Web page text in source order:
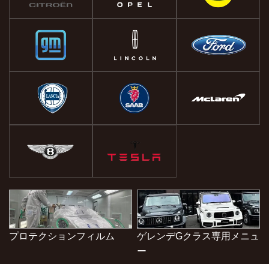
プロテクションフィルム
ゲレンデGクラス専用メニュ
ー